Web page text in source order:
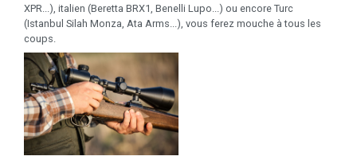
XPR...), italien (Beretta BRX1, Benelli Lupo...) ou encore Turc
(Istanbul Silah Monza, Ata Arms...), vous ferez mouche à tous les
coups.